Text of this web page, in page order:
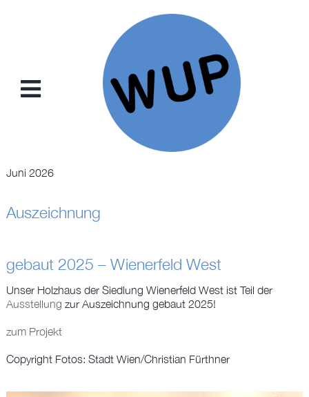
Toggle
Navigation
PROJEKTE
KONZEPTE
SAMMELKARTEN
BÜRO
EN
Juni 2026
Auszeichnung
gebaut 2025 – Wienerfeld West
Unser Holzhaus der Siedlung Wienerfeld West ist Teil der
Ausstellung zur Auszeichnung gebaut 2025!
zum Projekt
Copyright Fotos: Stadt Wien/Christian Fürthner